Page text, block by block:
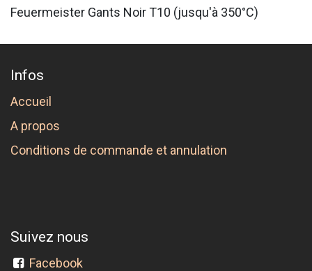
Feuermeister Gants Noir T10 (jusqu'à 350°C)
Infos
Accueil
A propos
Conditions de commande et annulation
Suivez nous
Facebook